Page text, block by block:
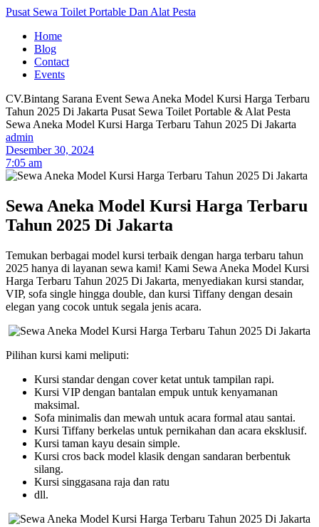
Pusat Sewa Toilet Portable Dan Alat Pesta
Home
Blog
Contact
Events
CV.Bintang Sarana Event Sewa Aneka Model Kursi Harga Terbaru
Tahun 2025 Di Jakarta Pusat Sewa Toilet Portable & Alat Pesta
Sewa Aneka Model Kursi Harga Terbaru Tahun 2025 Di Jakarta
admin
Desember 30, 2024
7:05 am
Sewa Aneka Model Kursi Harga Terbaru
Tahun 2025 Di Jakarta
Temukan berbagai model kursi terbaik dengan harga terbaru tahun
2025 hanya di layanan sewa kami! Kami Sewa Aneka Model Kursi
Harga Terbaru Tahun 2025 Di Jakarta, menyediakan kursi standar,
VIP, sofa single hingga double, dan kursi Tiffany dengan desain
elegan yang cocok untuk segala jenis acara.
Pilihan kursi kami meliputi:
Kursi standar dengan cover ketat untuk tampilan rapi.
Kursi VIP dengan bantalan empuk untuk kenyamanan
maksimal.
Sofa minimalis dan mewah untuk acara formal atau santai.
Kursi Tiffany berkelas untuk pernikahan dan acara eksklusif.
Kursi taman kayu desain simple.
Kursi cros back model klasik dengan sandaran berbentuk
silang.
Kursi singgasana raja dan ratu
dll.